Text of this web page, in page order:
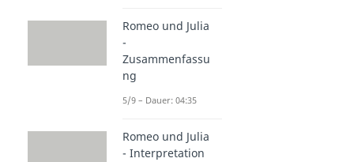
Romeo und Julia
-
Zusammenfassu
ng
5/9 – Dauer: 04:35
Romeo und Julia
- Interpretation